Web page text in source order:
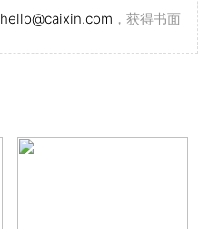
hello@caixin.com ，获得书面